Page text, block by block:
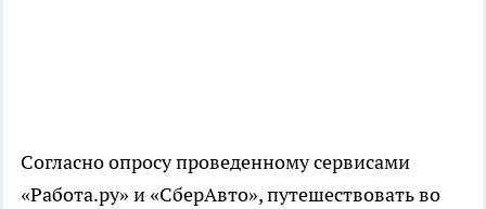
Согласно опросу проведенному сервисами
«Работа.ру» и «СберАвто», путешествовать во